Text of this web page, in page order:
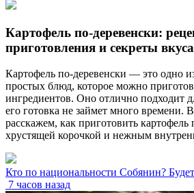
Картофель по-деревенски:
приготовления и секреты вкуса
Картофель по-деревенски — это одно
простых блюд, которое можно
ингредиентов. Оно отлично подходит
его готовка не займет много времени.
расскажем, как приготовить картофель
хрустящей корочкой и нежным
Кто по национальности Собянин?
7 часов назад